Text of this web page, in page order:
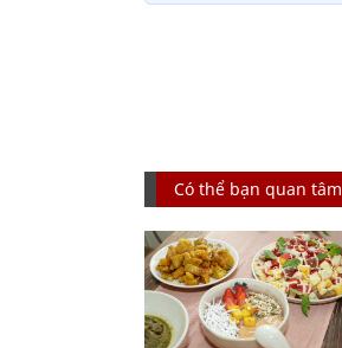
Có thể bạn quan tâm